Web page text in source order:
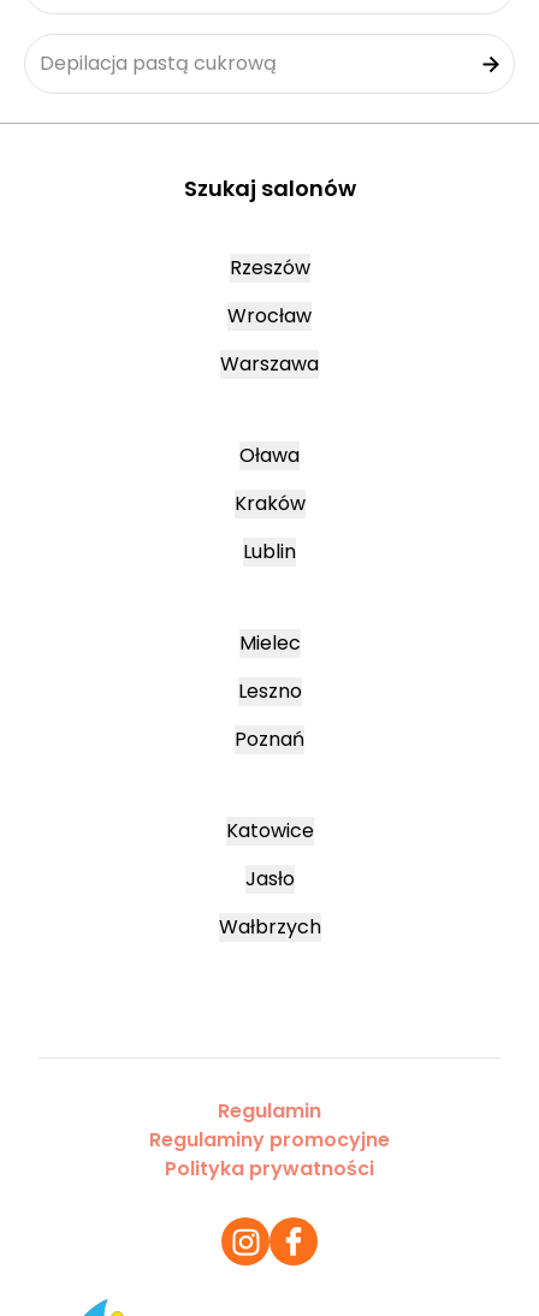
Depilacja pastą cukrową
Szukaj salonów
Rzeszów
Wrocław
Warszawa
Oława
Kraków
Lublin
Mielec
Leszno
Poznań
Katowice
Jasło
Wałbrzych
Regulamin
Regulaminy promocyjne
Polityka prywatności